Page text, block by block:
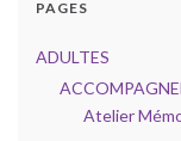
PAGES
ADULTES
Atelier